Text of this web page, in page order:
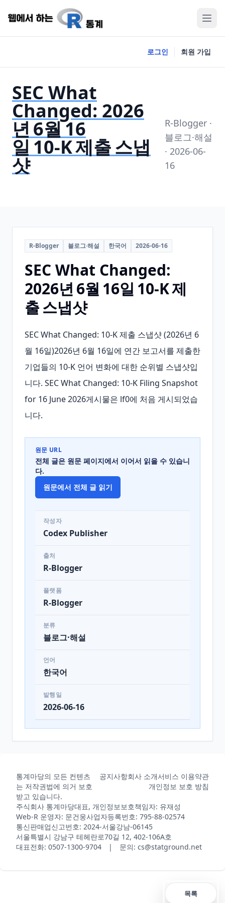
로그인 회원 가입
SEC What
Changed: 2026
년 6월 16
일 10‑K 제출 스냅
샷
R-Blogger ·
블로그·해설
· 2026-06-
16
R-Blogger 블로그·해설 한국어 2026-06-16
SEC What Changed:
2026년 6월 16일 10‑K 제
출 스냅샷
SEC What Changed: 10-K 제출 스냅샷 (2026년 6
월 16일)2026년 6월 16일에 연간 보고서를 제출한
기업들의 10-K 언어 변화에 대한 순위별 스냅샷입
니다. SEC What Changed: 10-K Filing Snapshot
for 16 June 2026게시물은 lf0에 처음 게시되었습
니다.
원문 URL
전체 글은 원문 페이지에서 이어서 읽을 수 있습니
다.
원문에서 전체 글 읽기
작성자
Codex Publisher
출처
R-Blogger
플랫폼
R-Blogger
분류
블로그·해설
언어
한국어
발행일
2026-06-16
통계마당의 모든 컨텐츠
는 저작권법에 의거 보호
받고 있습니다.
공지사항회사 소개서비스 이용약관
개인정보 보호 방침
주식회사 통계마당대표, 개인정보보호책임자: 유재성
Web-R 운영자: 문건웅사업자등록번호: 795-88-02574
통신판매업신고번호: 2024-서울강남-06145
서울특별시 강남구 테헤란로70길 12, 402-106A호
대표전화: 0507-1300-9704 | 문의: cs@statground.net
목록